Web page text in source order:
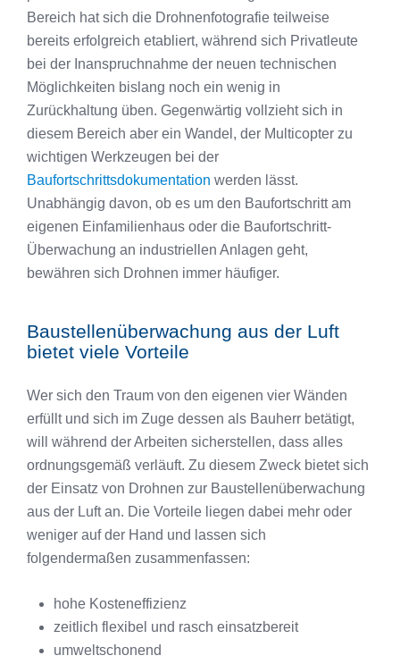
Bereich hat sich die Drohnenfotografie teilweise
bereits erfolgreich etabliert, während sich Privatleute
bei der Inanspruchnahme der neuen technischen
Möglichkeiten bislang noch ein wenig in
Zurückhaltung üben. Gegenwärtig vollzieht sich in
diesem Bereich aber ein Wandel, der Multicopter zu
wichtigen Werkzeugen bei der
Baufortschrittsdokumentation werden lässt.
Unabhängig davon, ob es um den Baufortschritt am
eigenen Einfamilienhaus oder die Baufortschritt-
Überwachung an industriellen Anlagen geht,
bewähren sich Drohnen immer häufiger.
Baustellenüberwachung aus der Luft
bietet viele Vorteile
Wer sich den Traum von den eigenen vier Wänden
erfüllt und sich im Zuge dessen als Bauherr betätigt,
will während der Arbeiten sicherstellen, dass alles
ordnungsgemäß verläuft. Zu diesem Zweck bietet sich
der Einsatz von Drohnen zur Baustellenüberwachung
aus der Luft an. Die Vorteile liegen dabei mehr oder
weniger auf der Hand und lassen sich
folgendermaßen zusammenfassen:
hohe Kosteneffizienz
zeitlich flexibel und rasch einsatzbereit
umweltschonend